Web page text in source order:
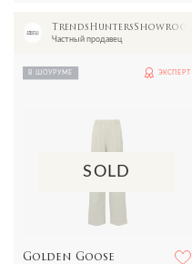
TrendsHuntersShowroom
Частный продавец
В ШОУРУМЕ ЭКСПЕРТ
SOLD
Golden Goose